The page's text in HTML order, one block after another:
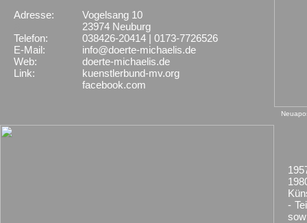
Adresse:
Telefon:
E-Mail:
Web:
Link:
Vogelsang 10
23974 Neuburg
038426-20414 | 0173-7726526
info@doerte-michaelis.de
doerte-michaelis.de
kuenstlerbund-mv.org
facebook.com
-